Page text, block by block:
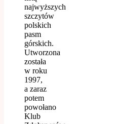
najwyższych
szczytów
polskich
pasm
górskich.
Utworzona
została
w roku
1997,
a zaraz
potem
powołano
Klub